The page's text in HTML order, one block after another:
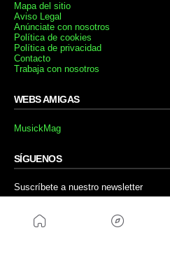
Mapa del sitio
Aviso Legal
Anúnciate con nosotros
Política de cookies
Política de privacidad
Contacto
Trabaja con nosotros
WEBS AMIGAS
MusickMag
SÍGUENOS
Suscríbete a nuestro newsletter